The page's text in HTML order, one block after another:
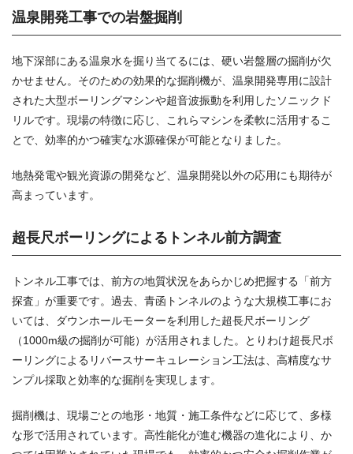
温泉開発工事での岩盤掘削
地下深部にある温泉水を掘り当てるには、硬い岩盤層の掘削が欠
かせません。そのための効果的な掘削機が、温泉開発専用に設計
された大型ボーリングマシンや超音波振動を利用したソニックド
リルです。現場の特徴に応じ、これらマシンを柔軟に活用するこ
とで、効率的かつ確実な水源確保が可能となりました。
地熱発電や観光資源の開発など、温泉開発以外の応用にも期待が
高まっています。
超長尺ボーリングによるトンネル前方調査
トンネル工事では、前方の地質状況をあらかじめ把握する「前方
探査」が重要です。過去、青函トンネルのような大規模工事にお
いては、ダウンホールモーターを利用した超長尺ボーリング
（1000m級の掘削が可能）が活用されました。とりわけ超長尺ボ
ーリングによるリバースサーキュレーション工法は、高精度なサ
ンプル採取と効率的な掘削を実現します。
掘削機は、現場ごとの地形・地質・施工条件などに応じて、多様
な形で活用されています。高性能化が進む機器の進化により、か